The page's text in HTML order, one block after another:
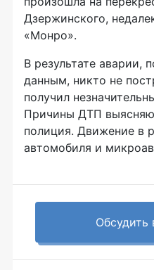
Дзержинского,
«Монро».
В результате аварии,
данным, никто не
получил
Причины ДТП
полиция. Движение в
автомобиля и
Обсудить